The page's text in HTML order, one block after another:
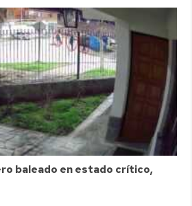
baleado en estado crítico,